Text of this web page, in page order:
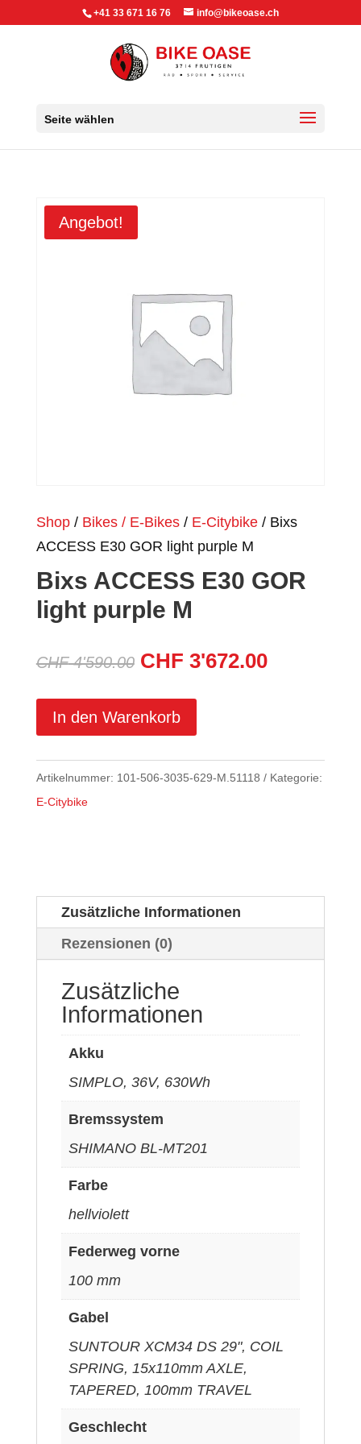
+41 33 671 16 76 info@bikeoase.ch
Seite wählen
Angebot!
Shop/ Bikes / E-Bikes/ E-Citybike/ Bixs
ACCESS E30 GOR light purple M
Bixs ACCESS E30 GOR
light purple M
CHF4'590.00 Ursprünglicher
war:
CHF 4'590.00
CHF 3'672.00Aktueller
In den Warenkorb
Artikelnummer: 101-506-3035-629-M.51118
Kategorie:
E-Citybike
Zusätzliche Informationen
Rezensionen (0)
Zusätzliche
Informationen
Akku
SIMPLO, 36V, 630Wh
Bremssystem
SHIMANO BL-MT201
Farbe
hellviolett
Federweg vorne
100 mm
Gabel
SUNTOUR XCM34 DS 29", COIL
SPRING, 15x110mm AXLE,
TAPERED, 100mm TRAVEL
Geschlecht